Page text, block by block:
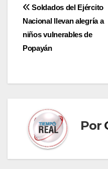
Navegación
de
entradas
Soldados del Ejército
Nacional llevan alegría a
niños vulnerables de
Popayán
Por